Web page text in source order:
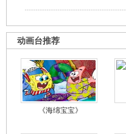
动画台推荐
《海绵宝宝》